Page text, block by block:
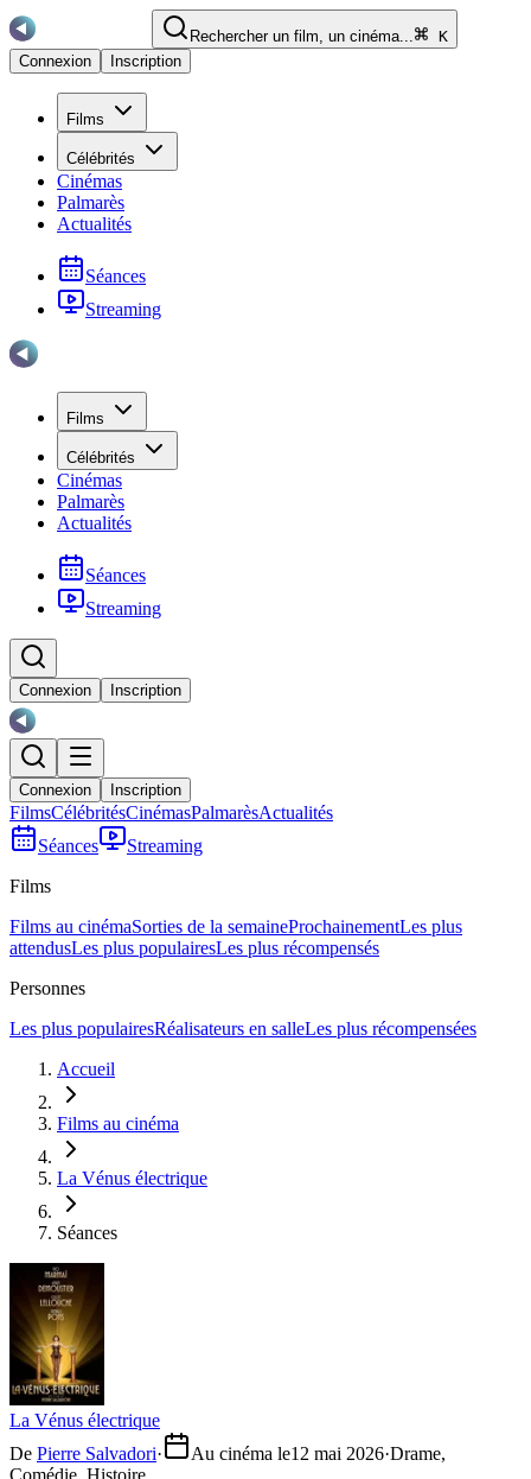
Rechercher un film, un cinéma...
K
Connexion
Inscription
Films
Célébrités
Cinémas
Palmarès
Actualités
Séances
Streaming
Films
Célébrités
Cinémas
Palmarès
Actualités
Séances
Streaming
Connexion Inscription
Connexion Inscription
FilmsCélébritésCinémasPalmarèsActualités
Séances
Streaming
Films
Films au cinémaSorties de la semaineProchainementLes plus
attendusLes plus populairesLes plus récompensés
Personnes
Les plus populairesRéalisateurs en salleLes plus récompensées
Accueil
Films au cinéma
La Vénus électrique
Séances
La Vénus électrique
De Pierre Salvadori· Au cinéma le12 mai 2026·Drame,
Comédie, Histoire